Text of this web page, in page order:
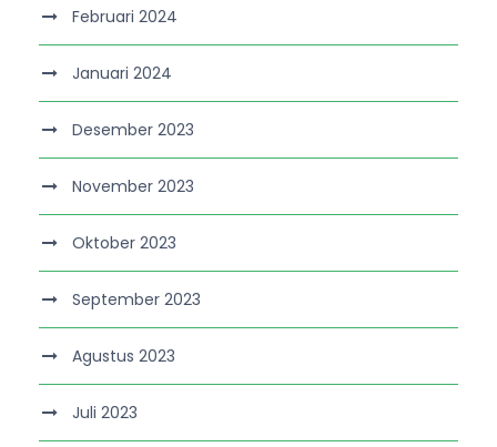
Februari 2024
Januari 2024
Desember 2023
November 2023
Oktober 2023
September 2023
Agustus 2023
Juli 2023